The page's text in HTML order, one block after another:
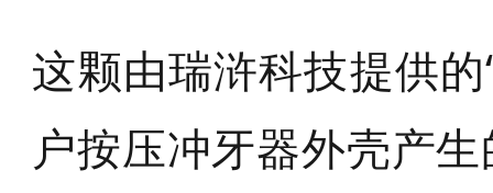
这颗由瑞浒科技提供
户按压冲牙器外壳产